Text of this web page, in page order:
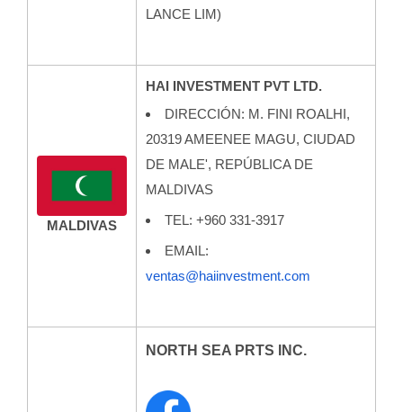
LANCE LIM)
MALDIVAS
HAI INVESTMENT PVT LTD.
DIRECCIÓN: M. FINI ROALHI,
20319 AMEENEE MAGU, CIUDAD
DE MALE', REPÚBLICA DE
MALDIVAS
TEL: +960 331-3917
EMAIL:
ventas@haiinvestment.com
NORTH SEA PRTS INC.